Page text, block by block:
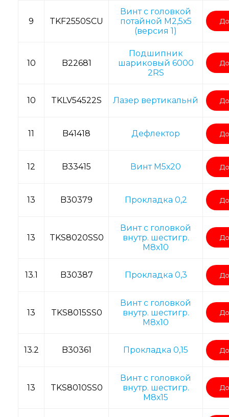
9 TKF2550SCU
Винт с головкой
потайной M2,5х5
(версия 1)
10 B22681
Подшипник
шариковый 6000
2RS
10 TKLV54522S Лазер вертикальнй
11 B41418 Дефлектор
12 B33415 Винт M5х20
13 B30379 Прокладка 0,2
13 TKS8020SS0
Винт с головкой
внутр. шестигр.
M8х10
13.1 B30387 Прокладка 0,3
13 TKS8015SS0
Винт с головкой
внутр. шестигр.
M8х10
13.2 B30361 Прокладка 0,15
13 TKS8010SS0
Винт с головкой
внутр. шестигр.
M8х15